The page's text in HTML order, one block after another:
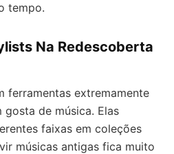
tempo.
Na Redescoberta
ferramentas extremamente
de música. Elas
faixas em coleções
músicas antigas fica muito